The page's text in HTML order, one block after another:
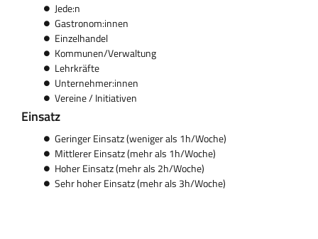
Jede:n
Gastronom:innen
Einzelhandel
Kommunen/Verwaltung
Lehrkräfte
Unternehmer:innen
Vereine / Initiativen
Einsatz
Geringer Einsatz (weniger als 1h/Woche)
Mittlerer Einsatz (mehr als 1h/Woche)
Hoher Einsatz (mehr als 2h/Woche)
Sehr hoher Einsatz (mehr als 3h/Woche)